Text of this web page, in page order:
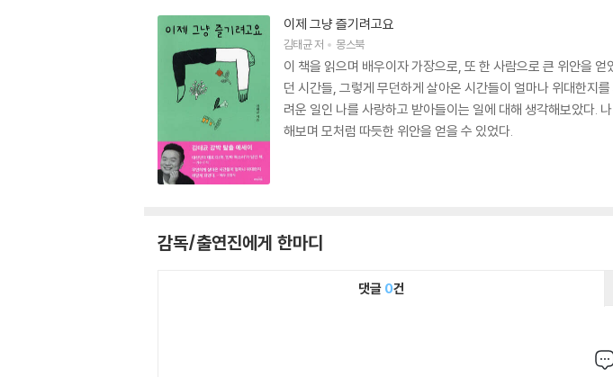
이제 그냥 즐기려고요
김태균저 몽스북
이 책을 읽으며 배우이자 가장으로, 또 한 사람으로 큰 위안을
던 시간들, 그렇게 무던하게 살아온 시간들이 얼마나 위대한지
려운 일인 나를 사랑하고 받아들이는 일에 대해 생각해보았다.
해보며 모처럼 따듯한 위안을 얻을 수 있었다.
감독/출연진에게 한마디
댓글 0건